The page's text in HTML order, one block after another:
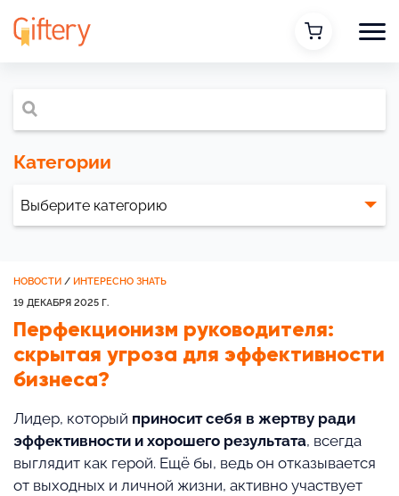
Категории
НОВОСТИ / ИНТЕРЕСНО ЗНАТЬ
19 ДЕКАБРЯ 2025 Г.
Перфекционизм руководителя:
скрытая угроза для эффективности
бизнеса?
Лидер, который приносит себя в жертву ради
эффективности и хорошего результата, всегда
выглядит как герой. Ещё бы, ведь он отказывается
от выходных и личной жизни, активно участвует